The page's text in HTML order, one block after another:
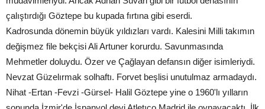
çalıştırdığı Göztepe bu kupada fırtına gibi eserdi.
Kadrosunda dönemin büyük yıldızları vardı. Kalesini Milli takımın
değişmez file bekçisi Ali Artuner korurdu. Savunmasında
Mehmetler doluydu. Özer ve Çağlayan defansın diğer isimleriydi.
Nevzat Güzelırmak solhaftı. Forvet beşlisi unutulmaz armadaydı.
Nihat -Ertan -Fevzi -Gürsel- Halil Göztepe yine o 1960'lı yılların